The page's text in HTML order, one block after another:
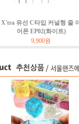
X'tra 유선 C타입 커널형 줄 이
어폰 EP02(화이트)
9,900원